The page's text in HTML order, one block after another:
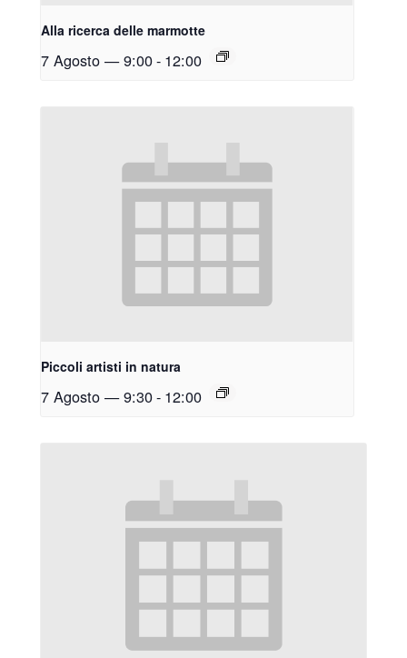
Alla ricerca delle marmotte
7 Agosto — 9:00- 12:00
Piccoli artisti in natura
7 Agosto — 9:30- 12:00